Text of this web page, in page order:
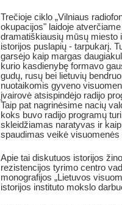
Trečioje ciklo „Vilniaus
okupacijos" laidoje
dramatiškiausių mūsų miesto
istorijos puslapių - tarpukarį.
garsėjo kaip margas
kurio kasdienybę formavo
gudų, rusų bei lietuvių
nuotaikomis gyveno
įvairovė atsispindėjo radijo
Taip pat nagrinėsime nacių
koks buvo radijo programų
skleidžiamas naratyvas ir
spaudimas veikė visuomenės
Apie tai diskutuos istorijos
rezistencijos tyrimo centro
monografijos „Lietuvos
istorijos instituto mokslo